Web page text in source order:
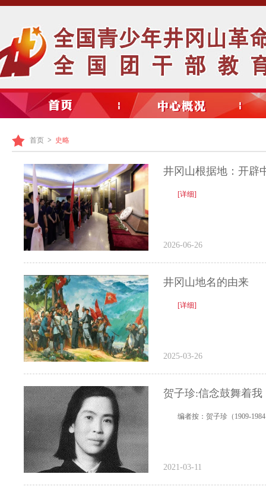
首页 > 史略
井冈山根据地：开辟
[详细]
2026-06-26
井冈山地名的由来
[详细]
2025-03-26
贺子珍:信念鼓舞着我
编者按：贺子珍（1909-
2021-03-11